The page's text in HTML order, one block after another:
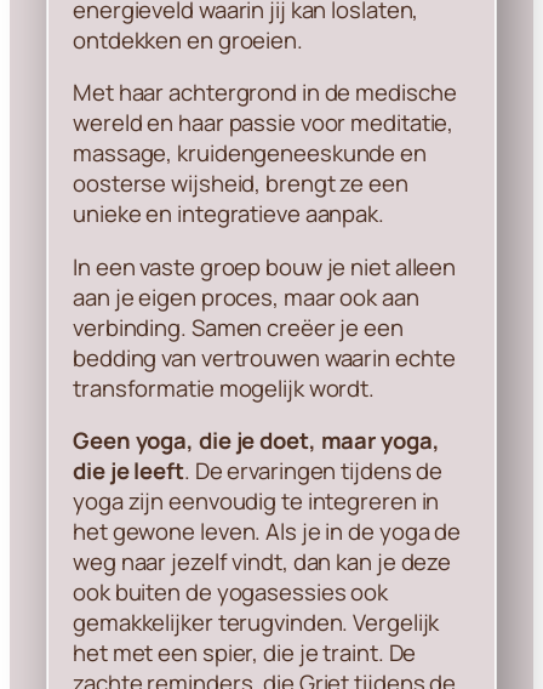
energieveld waarin jij kan loslaten,
ontdekken en groeien.
Met haar achtergrond in de medische
wereld en haar passie voor meditatie,
massage, kruidengeneeskunde en
oosterse wijsheid, brengt ze een
unieke en integratieve aanpak.
In een vaste groep bouw je niet alleen
aan je eigen proces, maar ook aan
verbinding. Samen creëer je een
bedding van vertrouwen waarin echte
transformatie mogelijk wordt.
Geen yoga, die je doet, maar yoga,
die je leeft. De ervaringen tijdens de
yoga zijn eenvoudig te integreren in
het gewone leven. Als je in de yoga de
weg naar jezelf vindt, dan kan je deze
ook buiten de yogasessies ook
gemakkelijker terugvinden. Vergelijk
het met een spier, die je traint. De